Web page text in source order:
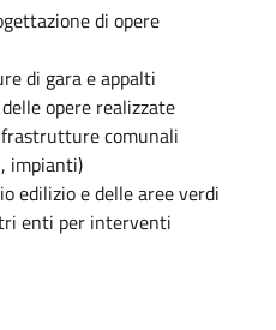
di opere
di gara e appalti
opere realizzate
comunali
impianti)
edilizio e delle aree verdi
enti per interventi